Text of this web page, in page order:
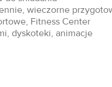
wieczorne
Fitness Center
dyskoteki, animacje